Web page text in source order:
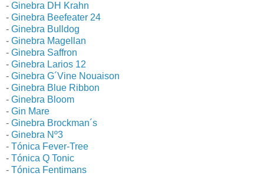
- Ginebra DH Krahn
- Ginebra Beefeater 24
- Ginebra Bulldog
- Ginebra Magellan
- Ginebra Saffron
- Ginebra Larios 12
- Ginebra G´Vine Nouaison
- Ginebra Blue Ribbon
- Ginebra Bloom
- Gin Mare
- Ginebra Brockman´s
- Ginebra Nº3
- Tónica Fever-Tree
- Tónica Q Tonic
- Tónica Fentimans